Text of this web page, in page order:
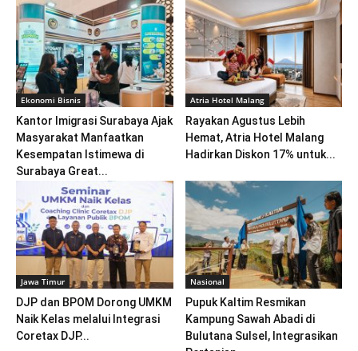
Ekonomi Bisnis
Kantor Imigrasi Surabaya Ajak
Masyarakat Manfaatkan
Kesempatan Istimewa di
Surabaya Great...
Atria Hotel Malang
Rayakan Agustus Lebih
Hemat, Atria Hotel Malang
Hadirkan Diskon 17% untuk...
Jawa Timur
DJP dan BPOM Dorong UMKM
Naik Kelas melalui Integrasi
Coretax DJP...
Nasional
Pupuk Kaltim Resmikan
Kampung Sawah Abadi di
Bulutana Sulsel, Integrasikan